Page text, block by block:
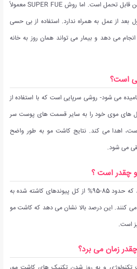
احساس کند که با قرص مسکن قابل تحمل است. اما روش SUPER FUE معمولاً
از عمل به همراه ندارد. استفاده از بی حسی
می دهد و بیمار می تواند همان روز به خانه
است؟
می شود- روشی سرپایی است که با استفاده از
های موی خود را به سایر قسمت های پوست سر
اهدا می کند. نتایج کاشت مو به طور واضح
می شود.
چقدر است ؟
مطالعات بالینی نشان می دهد که حدود 85-95% از کل پیوندهای کاشته شده به
کنند. این درصد بالا نشان می دهد که کاشت مو
است.
زمان می برد؟